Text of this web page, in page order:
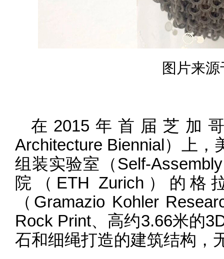
图片来
在2015年首届芝加
Architecture Biennial）上，
组装实验室（Self-
院（ETH Zurich）的
（Gramazio Kohler
Rock Print、高约3.66米的
石和细绳打造的建筑结构，